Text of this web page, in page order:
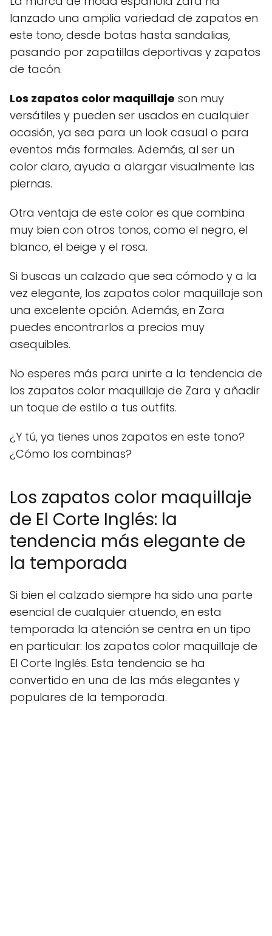
lanzado una amplia variedad de zapatos en
este tono, desde botas hasta sandalias,
pasando por zapatillas deportivas y zapatos
de tacón.
Los zapatos color maquillaje son muy
versátiles y pueden ser usados en cualquier
ocasión, ya sea para un look casual o para
eventos más formales. Además, al ser un
color claro, ayuda a alargar visualmente las
piernas.
Otra ventaja de este color es que combina
muy bien con otros tonos, como el negro, el
blanco, el beige y el rosa.
Si buscas un calzado que sea cómodo y a la
vez elegante, los zapatos color maquillaje son
una excelente opción. Además, en Zara
puedes encontrarlos a precios muy
asequibles.
No esperes más para unirte a la tendencia de
los zapatos color maquillaje de Zara y añadir
un toque de estilo a tus outfits.
¿Y tú, ya tienes unos zapatos en este tono?
¿Cómo los combinas?
Los zapatos color maquillaje
de El Corte Inglés: la
tendencia más elegante de
la temporada
Si bien el calzado siempre ha sido una parte
esencial de cualquier atuendo, en esta
temporada la atención se centra en un tipo
en particular: los zapatos color maquillaje de
El Corte Inglés. Esta tendencia se ha
convertido en una de las más elegantes y
populares de la temporada.